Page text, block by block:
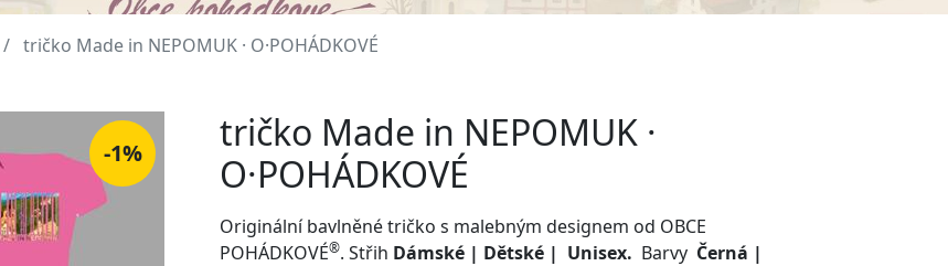
tričko Made in NEPOMUK · O·POHÁDKOVÉ
-1%
tričko Made in NEPOMUK ·
O·POHÁDKOVÉ
Originální bavlněné tričko s malebným designem od OBCE
POHÁDKOVÉ®. Střih Dámské | Dětské | Unisex. Barvy Černá |